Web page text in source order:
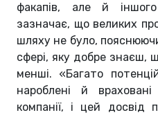
факапів, але й
зазначає, що великих
шляху не було,
сфері, яку добре знаєш,
менші. «Багато
нароблені й
компанії, і цей досвід